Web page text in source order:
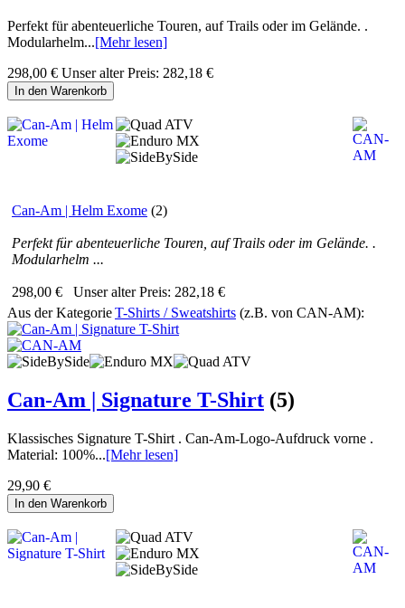
Perfekt für abenteuerliche Touren, auf Trails oder im Gelände. .
Modularhelm...[Mehr lesen]
298,00 € Unser alter Preis: 282,18 €
In den Warenkorb
Can-Am | Helm Exome (2)
Perfekt für abenteuerliche Touren, auf Trails oder im Gelände. .
Modularhelm ...
298,00 € Unser alter Preis: 282,18 €
Aus der KategorieT-Shirts / Sweatshirts (z.B. von CAN-AM):
Can-Am | Signature T-Shirt (5)
Klassisches Signature T-Shirt . Can-Am-Logo-Aufdruck vorne .
Material: 100%...[Mehr lesen]
29,90 €
In den Warenkorb